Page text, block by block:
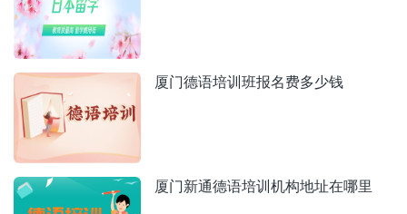
厦门德语培训班报名费多少钱
厦门新通德语培训机构地址在哪里